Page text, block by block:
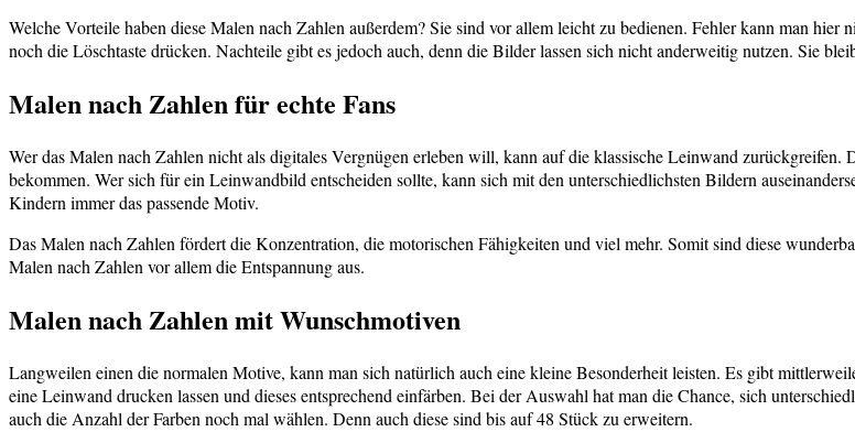
Welche Vorteile haben diese Malen nach Zahlen außerdem? Sie sind vor allem leicht zu bedienen. Fehler kann man
noch die Löschtaste drücken. Nachteile gibt es jedoch auch, denn die Bilder lassen sich nicht anderweitig nutzen. Sie
Malen nach Zahlen für echte Fans
Wer das Malen nach Zahlen nicht als digitales Vergnügen erleben will, kann auf die klassische Leinwand
bekommen. Wer sich für ein Leinwandbild entscheiden sollte, kann sich mit den unterschiedlichsten Bildern
Kindern immer das passende Motiv.
Das Malen nach Zahlen fördert die Konzentration, die motorischen Fähigkeiten und viel mehr. Somit sind diese
Malen nach Zahlen vor allem die Entspannung aus.
Malen nach Zahlen mit Wunschmotiven
Langweilen einen die normalen Motive, kann man sich natürlich auch eine kleine Besonderheit leisten. Es gibt
eine Leinwand drucken lassen und dieses entsprechend einfärben. Bei der Auswahl hat man die Chance, sich
auch die Anzahl der Farben noch mal wählen. Denn auch diese sind bis auf 48 Stück zu erweitern.